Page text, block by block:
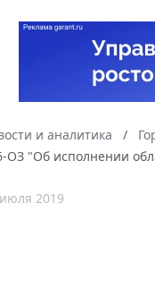
и аналитика
ОЗ "Об исполнении
2019